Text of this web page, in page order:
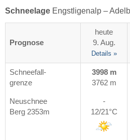
Schneelage Engstligenalp –
Prognose
heute
9. Aug.
Details »
Schneefall-
grenze
3998 m
3762 m
Neuschnee
Berg 2353m
-
12/21°C